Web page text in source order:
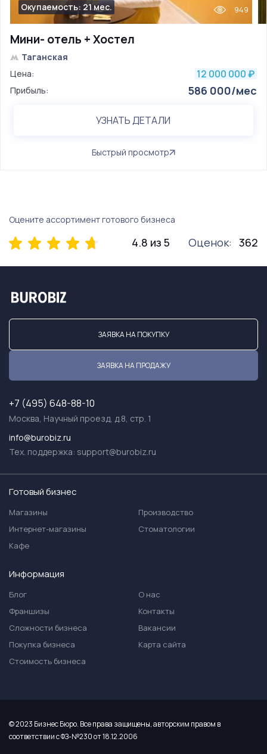
Мини- отель + Хостел
Окупаемость: 21 мес. 949
Таганская
Цена:
12 000 000 ₽
Прибыль: 586 000/мес
УЗНАТЬ ДЕТАЛИ
Быстрый просмотр
Оцените ассортимент готового бизнеса
4.8 из 5 Оценок: 362
ЗАЯВКА НА ПОКУПКУ
ЗАЯВКА НА ПРОДАЖУ
+7 (495) 648-88-10
Москва, Научный проезд, д.8, стр. 1
info@burobiz.ru
Тех. поддержка: support@burobiz.ru
Готовый бизнес
Магазины
Интернет-магазины
Кафе
Производство
Стоматологии
Информация
Блог
Франшизы
Сложности бизнеса
Покупка бизнеса
Стоимость бизнеса
О нас
Контакты
Вакансии
Карта сайта
© 2023 Бизнес Бюро. Все права защищены, авторским правом в
соответствии с ФЗ-№230 от 18.12.2006